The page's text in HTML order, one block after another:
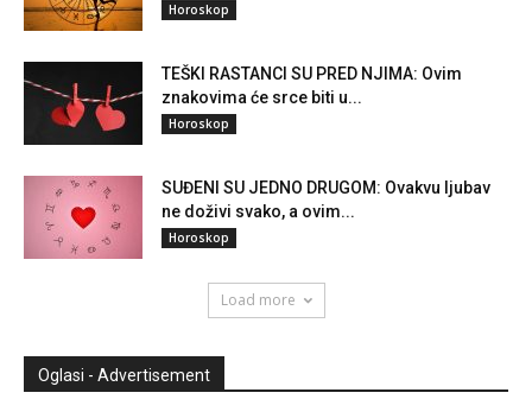
Horoskop
TEŠKI RASTANCI SU PRED NJIMA: Ovim
znakovima će srce biti u...
Horoskop
SUĐENI SU JEDNO DRUGOM: Ovakvu ljubav
ne doživi svako, a ovim...
Horoskop
Load more
Oglasi - Advertisement